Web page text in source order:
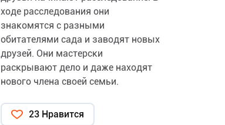
ходе расследования они
знакомятся с разными
обитателями сада и заводят новых
друзей. Они мастерски
раскрывают дело и даже находят
нового члена своей семьи.
23 Нравится